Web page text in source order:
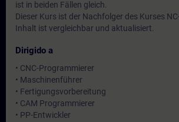
ist in beiden Fällen gleich.
Dieser Kurs ist der Nachfolger des Kurses
Inhalt ist vergleichbar und aktualisiert.
Dirigido a
• CNC-Programmierer
• Maschinenführer
• Fertigungsvorbereitung
• CAM Programmierer
• PP-Entwickler